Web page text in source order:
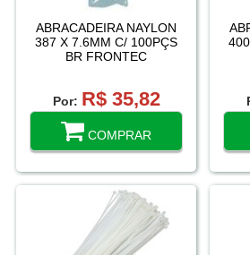
ABRACADEIRA NAYLON
387 X 7.6MM C/ 100PÇS
BR FRONTEC
Por: R$ 35,82
COMPRAR